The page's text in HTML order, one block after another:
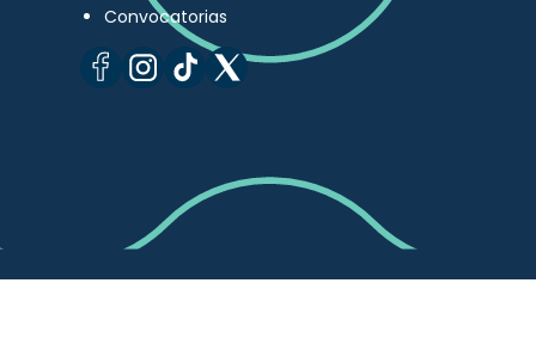
Convocatorias